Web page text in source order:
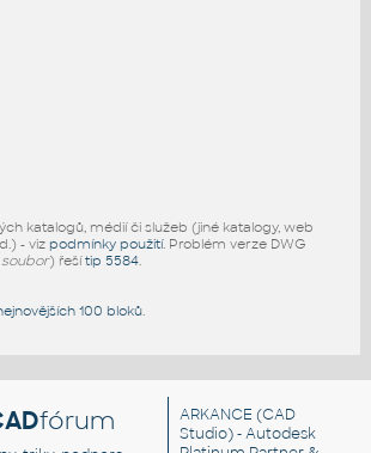
katalogů, médií či služeb (jiné katalogy, web
- viz podmínky použití. Problém verze DWG
) řešítip 5584.
100 bloků.
fórum ARKANCE (CAD
Studio) - Autodesk